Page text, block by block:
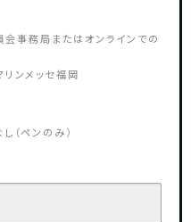
事務局またはオンラインでの
メッセ福岡
し（ペンのみ）